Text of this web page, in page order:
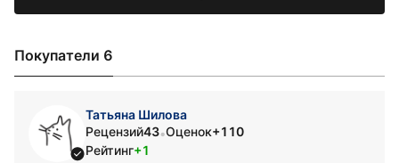
Покупатели 6
Татьяна Шилова
Рецензий43•Оценок+110
Рейтинг+1